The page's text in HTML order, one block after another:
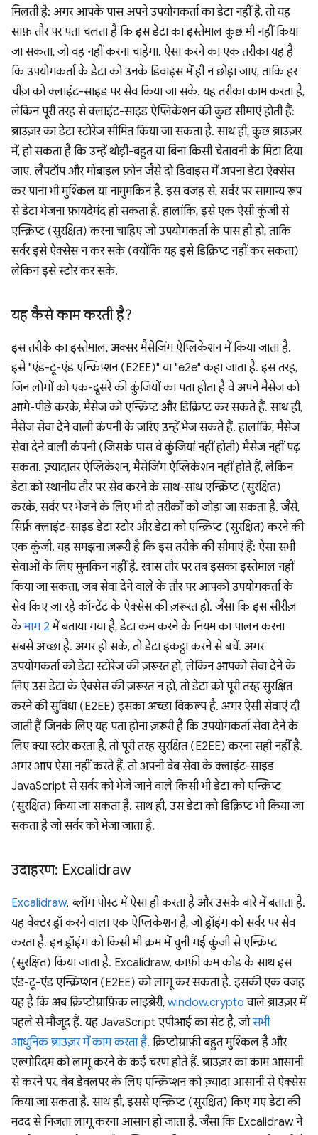
मिलती है: अगर आपके पास अपने उपयोगकर्ता का डेटा नहीं है, तो यह
साफ़ तौर पर पता चलता है कि इस डेटा का इस्तेमाल कुछ भी नहीं किया
जा सकता, जो वह नहीं करना चाहेगा. ऐसा करने का एक तरीका यह है
कि उपयोगकर्ता के डेटा को उनके डिवाइस में ही न छोड़ा जाए, ताकि हर
चीज़ को क्लाइंट-साइड पर सेव किया जा सके. यह तरीका काम करता है,
लेकिन पूरी तरह से क्लाइंट-साइड ऐप्लिकेशन की कुछ सीमाएं होती हैं:
ब्राउज़र का डेटा स्टोरेज सीमित किया जा सकता है. साथ ही, कुछ ब्राउज़र
में, हो सकता है कि उन्हें थोड़ी-बहुत या बिना किसी चेतावनी के मिटा दिया
जाए. लैपटॉप और मोबाइल फ़ोन जैसे दो डिवाइस में अपना डेटा ऐक्सेस
कर पाना भी मुश्किल या नामुमकिन है. इस वजह से, सर्वर पर सामान्य रूप
से डेटा भेजना फ़ायदेमंद हो सकता है. हालांकि, इसे एक ऐसी कुंजी से
एन्क्रिप्ट (सुरक्षित) करना चाहिए जो उपयोगकर्ता के पास ही हो, ताकि
सर्वर इसे ऐक्सेस न कर सके (क्योंकि यह इसे डिक्रिप्ट नहीं कर सकता)
लेकिन इसे स्टोर कर सके.
यह कैसे काम करती है?
इस तरीके का इस्तेमाल, अक्सर मैसेजिंग ऐप्लिकेशन में किया जाता है.
इसे "एंड-टू-एंड एन्क्रिप्शन (E2EE)" या "e2e" कहा जाता है. इस तरह,
जिन लोगों को एक-दूसरे की कुंजियों का पता होता है वे अपने मैसेज को
आगे-पीछे करके, मैसेज को एन्क्रिप्ट और डिक्रिप्ट कर सकते हैं. साथ ही,
मैसेज सेवा देने वाली कंपनी के ज़रिए उन्हें भेज सकते हैं. हालांकि, मैसेज
सेवा देने वाली कंपनी (जिसके पास वे कुंजियां नहीं होती) मैसेज नहीं पढ़
सकता. ज़्यादातर ऐप्लिकेशन, मैसेजिंग ऐप्लिकेशन नहीं होते हैं, लेकिन
डेटा को स्थानीय तौर पर सेव करने के साथ-साथ एन्क्रिप्ट (सुरक्षित)
करके, सर्वर पर भेजने के लिए भी दो तरीकों को जोड़ा जा सकता है. जैसे,
सिर्फ़ क्लाइंट-साइड डेटा स्टोर और डेटा को एन्क्रिप्ट (सुरक्षित) करने की
एक कुंजी. यह समझना ज़रूरी है कि इस तरीके की सीमाएं हैं: ऐसा सभी
सेवाओं के लिए मुमकिन नहीं है. खास तौर पर तब इसका इस्तेमाल नहीं
किया जा सकता, जब सेवा देने वाले के तौर पर आपको उपयोगकर्ता के
सेव किए जा रहे कॉन्टेंट के ऐक्सेस की ज़रूरत हो. जैसा कि इस सीरीज़
केभाग 2 में बताया गया है, डेटा कम करने के नियम का पालन करना
सबसे अच्छा है. अगर हो सके, तो डेटा इकट्ठा करने से बचें. अगर
उपयोगकर्ता को डेटा स्टोरेज की ज़रूरत हो, लेकिन आपको सेवा देने के
लिए उस डेटा के ऐक्सेस की ज़रूरत न हो, तो डेटा को पूरी तरह सुरक्षित
करने की सुविधा (E2EE) इसका अच्छा विकल्प है. अगर ऐसी सेवाएं दी
जाती हैं जिनके लिए यह पता होना ज़रूरी है कि उपयोगकर्ता सेवा देने के
लिए क्या स्टोर करता है, तो पूरी तरह सुरक्षित (E2EE) करना सही नहीं है.
अगर आप ऐसा नहीं करते हैं, तो अपनी वेब सेवा के क्लाइंट-साइड
JavaScript से सर्वर को भेजे जाने वाले किसी भी डेटा को एन्क्रिप्ट
(सुरक्षित) किया जा सकता है. साथ ही, उस डेटा को डिक्रिप्ट भी किया जा
सकता है जो सर्वर को भेजा जाता है.
उदाहरण: Excalidraw
Excalidraw, ब्लॉग पोस्ट में ऐसा ही करता है और उसके बारे में बताता है.
यह वेक्टर ड्रॉ करने वाला एक ऐप्लिकेशन है, जो ड्रॉइंग को सर्वर पर सेव
करता है. इन ड्रॉइंग को किसी भी क्रम में चुनी गई कुंजी से एन्क्रिप्ट
(सुरक्षित) किया जाता है. Excalidraw, काफ़ी कम कोड के साथ इस
एंड-टू-एंड एन्क्रिप्शन (E2EE) को लागू कर सकता है. इसकी एक वजह
यह है कि अब क्रिप्टोग्राफ़िक लाइब्रेरी, window.crypto वाले ब्राउज़र में
पहले से मौजूद हैं. यह JavaScript एपीआई का सेट है, जोसभी
आधुनिक ब्राउज़र में काम करता है. क्रिप्टोग्राफ़ी बहुत मुश्किल है और
एल्गोरिदम को लागू करने के कई चरण होते हैं. ब्राउज़र का काम आसानी
से करने पर, वेब डेवलपर के लिए एन्क्रिप्शन को ज़्यादा आसानी से ऐक्सेस
किया जा सकता है. साथ ही, इससे एन्क्रिप्ट (सुरक्षित) किए गए डेटा की
मदद से निजता लागू करना आसान हो जाता है. जैसा कि Excalidraw ने